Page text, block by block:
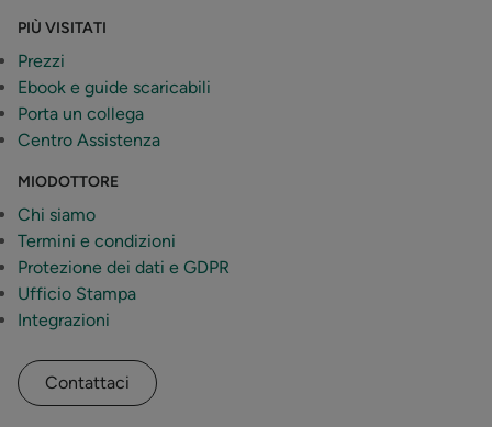
PIÙ VISITATI
Prezzi
Ebook e guide scaricabili
Porta un collega
Centro Assistenza
MIODOTTORE
Chi siamo
Termini e condizioni
Protezione dei dati e GDPR
Ufficio Stampa
Integrazioni
Contattaci